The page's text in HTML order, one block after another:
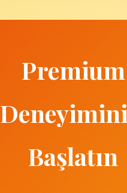
Premium
Başlatın